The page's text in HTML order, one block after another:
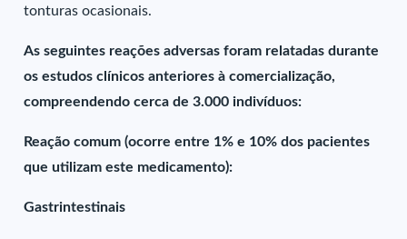
tonturas ocasionais.
As seguintes reações adversas foram relatadas durante
os estudos clínicos anteriores à comercialização,
compreendendo cerca de 3.000 indivíduos:
Reação comum (ocorre entre 1% e 10% dos pacientes
que utilizam este medicamento):
Gastrintestinais